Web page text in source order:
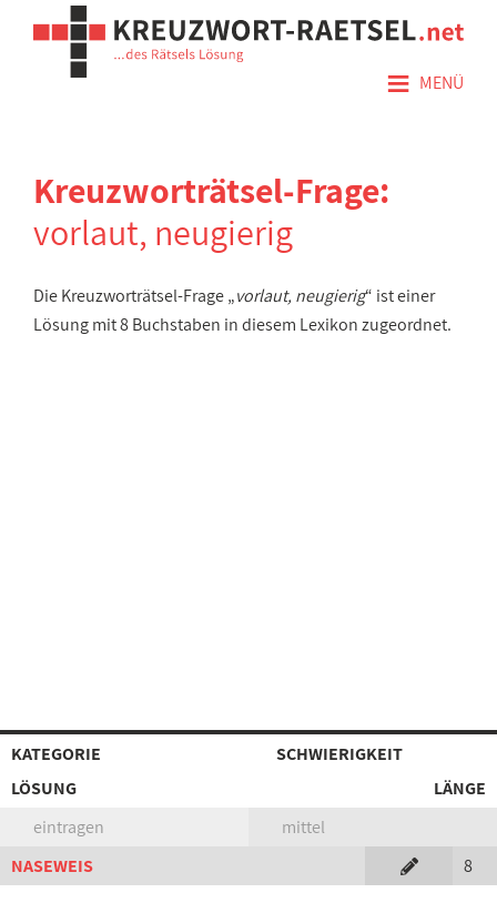
≡ MENÜ
Kreuzworträtsel-Frage:
vorlaut, neugierig
Die Kreuzworträtsel-Frage „vorlaut, neugierig“ ist einer
Lösung mit 8 Buchstaben in diesem Lexikon zugeordnet.
KATEGORIE
SCHWIERIGKEIT
LÖSUNG
LÄNGE
eintragen
mittel
NASEWEIS
8